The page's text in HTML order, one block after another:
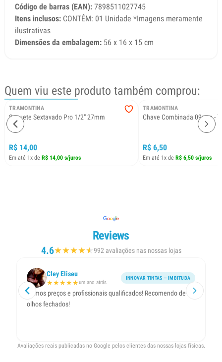
Código de barras (EAN): 7898511027745
Itens inclusos: CONTÉM: 01 Unidade *Imagens meramente
ilustrativas
Dimensões da embalagem: 56 x 16 x 15 cm
Quem viu este produto também comprou:
TRAMONTINA
Soquete Sextavado Pro 1/2" 27mm
R$ 14,00
Em até 1x de R$ 14,00 s/juros
TRAMONTINA
Chave Combinada 09mm -
R$ 6,50
Em até 1x de R$ 6,50 s/juros
Reviews
4.6★★★★★
★992 avaliações nas nossas lojas
Cley Eliseu
★★★★★um ano atrás
INNOVAR TINTAS — IMBITUBA
Ótimos preços e profissionais qualificados! Recomendo de
olhos fechados!
Avaliações reais publicadas no Google pelos clientes das nossas lojas físicas.